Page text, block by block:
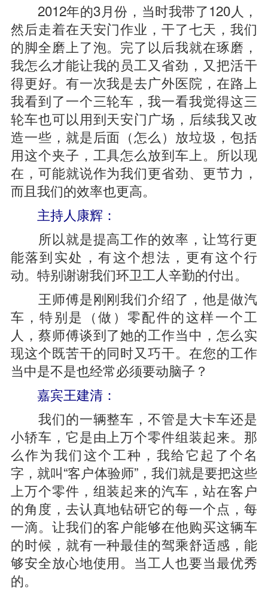
2012年的3月份，当时我带了120人，
然后走着在天安门作业，干了七天，我们
的脚全磨上了泡。完了以后我就在琢磨，
我怎么才能让我的员工又省劲，又把活干
得更好。有一次我是去广外医院，在路上
我看到了一个三轮车，我一看我觉得这三
轮车也可以用到天安门广场，后续我又改
造一些，就是后面（怎么）放垃圾，包括
用这个夹子，工具怎么放到车上。所以现
在，可能就说作为我们更省劲、更节力，
而且我们的效率也更高。
主持人康辉：
所以就是提高工作的效率，让笃行更
能落到实处，有这个想法，更有这个行
动。特别谢谢我们环卫工人辛勤的付出。
王师傅是刚刚我们介绍了，他是做汽
车，特别是（做）零配件的这样一个工
人，蔡师傅谈到了她的工作当中，怎么实
现这个既苦干的同时又巧干。在您的工作
当中是不是也经常必须要动脑子？
嘉宾王建清：
我们的一辆整车，不管是大卡车还是
小轿车，它是由上万个零件组装起来。那
么作为我们这个工种，我给它起了个名
字，就叫“客户体验师”，我们就是要把这些
上万个零件，组装起来的汽车，站在客户
的角度，去认真地钻研它的每一个点，每
一滴。让我们的客户能够在他购买这辆车
的时候，就有一种最佳的驾乘舒适感，能
够安全放心地使用。当工人也要当最优秀
的。